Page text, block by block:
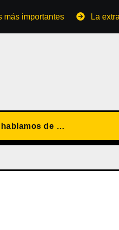
La extraña
hablamos de …